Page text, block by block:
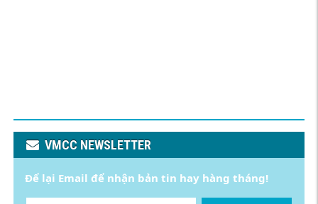
VMCC NEWSLETTER
Để lại Email để nhận bản tin hay hàng tháng!